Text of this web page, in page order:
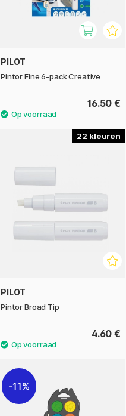
PILOT
Pintor Fine 6-pack Creative
16.50 €
22
PILOT
Pintor Broad Tip
4.60 €
11%